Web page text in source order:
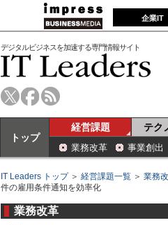
企業IT
デジタルビジネスを加速する専門情報サイト
トップ
経営課題 テク
業務改革 事業創出
IT Leaders トップ＞ 経営課題一覧 ＞ 業務
件の雇用条件通知を効率化
業務改革